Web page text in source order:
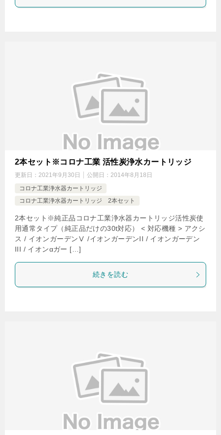
2本セット※コロナ工業 活性炭浄水カートリッジ
更新日： 2021年9月30日 公開日： 2014年8月18日
コロナ工業浄水器カートリッジ
コロナ工業浄水器カートリッジ 2本セット
2本セット※純正品コロナ工業浄水器カートリッジ活性炭使
用通常タイプ（純正品だけの30t対応） < 対応機種 > アクシ
ス / イオンガーデンⅤ /イオンガーデンII / イオンガーデン
III / イオンαガー […]
続きを読む